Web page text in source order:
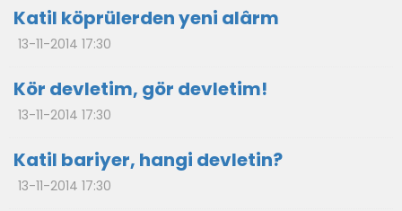
Katil köprülerden yeni alârm
13-11-2014 17:30
Kör devletim, gör devletim!
13-11-2014 17:30
Katil bariyer, hangi devletin?
13-11-2014 17:30